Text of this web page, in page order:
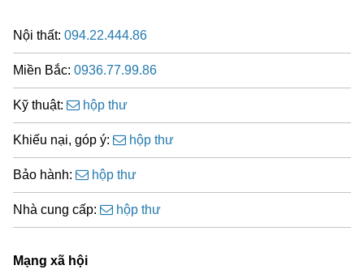
Nội thất: 094.22.444.86
Miền Bắc: 0936.77.99.86
Kỹ thuật: hộp thư
Khiếu nại, góp ý: hộp thư
Bảo hành: hộp thư
Nhà cung cấp: hộp thư
Mạng xã hội